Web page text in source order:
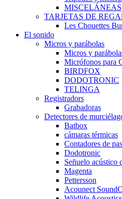
MISCELÁNEAS
TARJETAS DE
Les Chouettes
El sonido
Micros y parábolas
Micros y
Micrófonos para
BIRDFOX
DODOTRONIC
TELINGA
Registradors
Grabadoras
Detectores de
Batbox
cámaras térmicas
Contadores de
Dodotronic
Señuelo acústico
Magenta
Pettersson
Acounect